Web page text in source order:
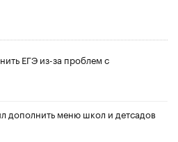
ЕГЭ из-за проблем с
дополнить меню школ и детсадов